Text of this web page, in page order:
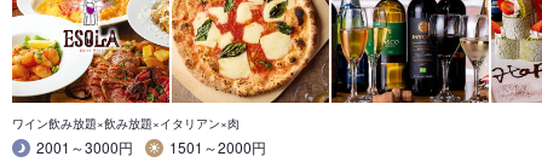
ワイン飲み放題×飲み放題×イタリアン×肉
2001～3000円
1501～2000円